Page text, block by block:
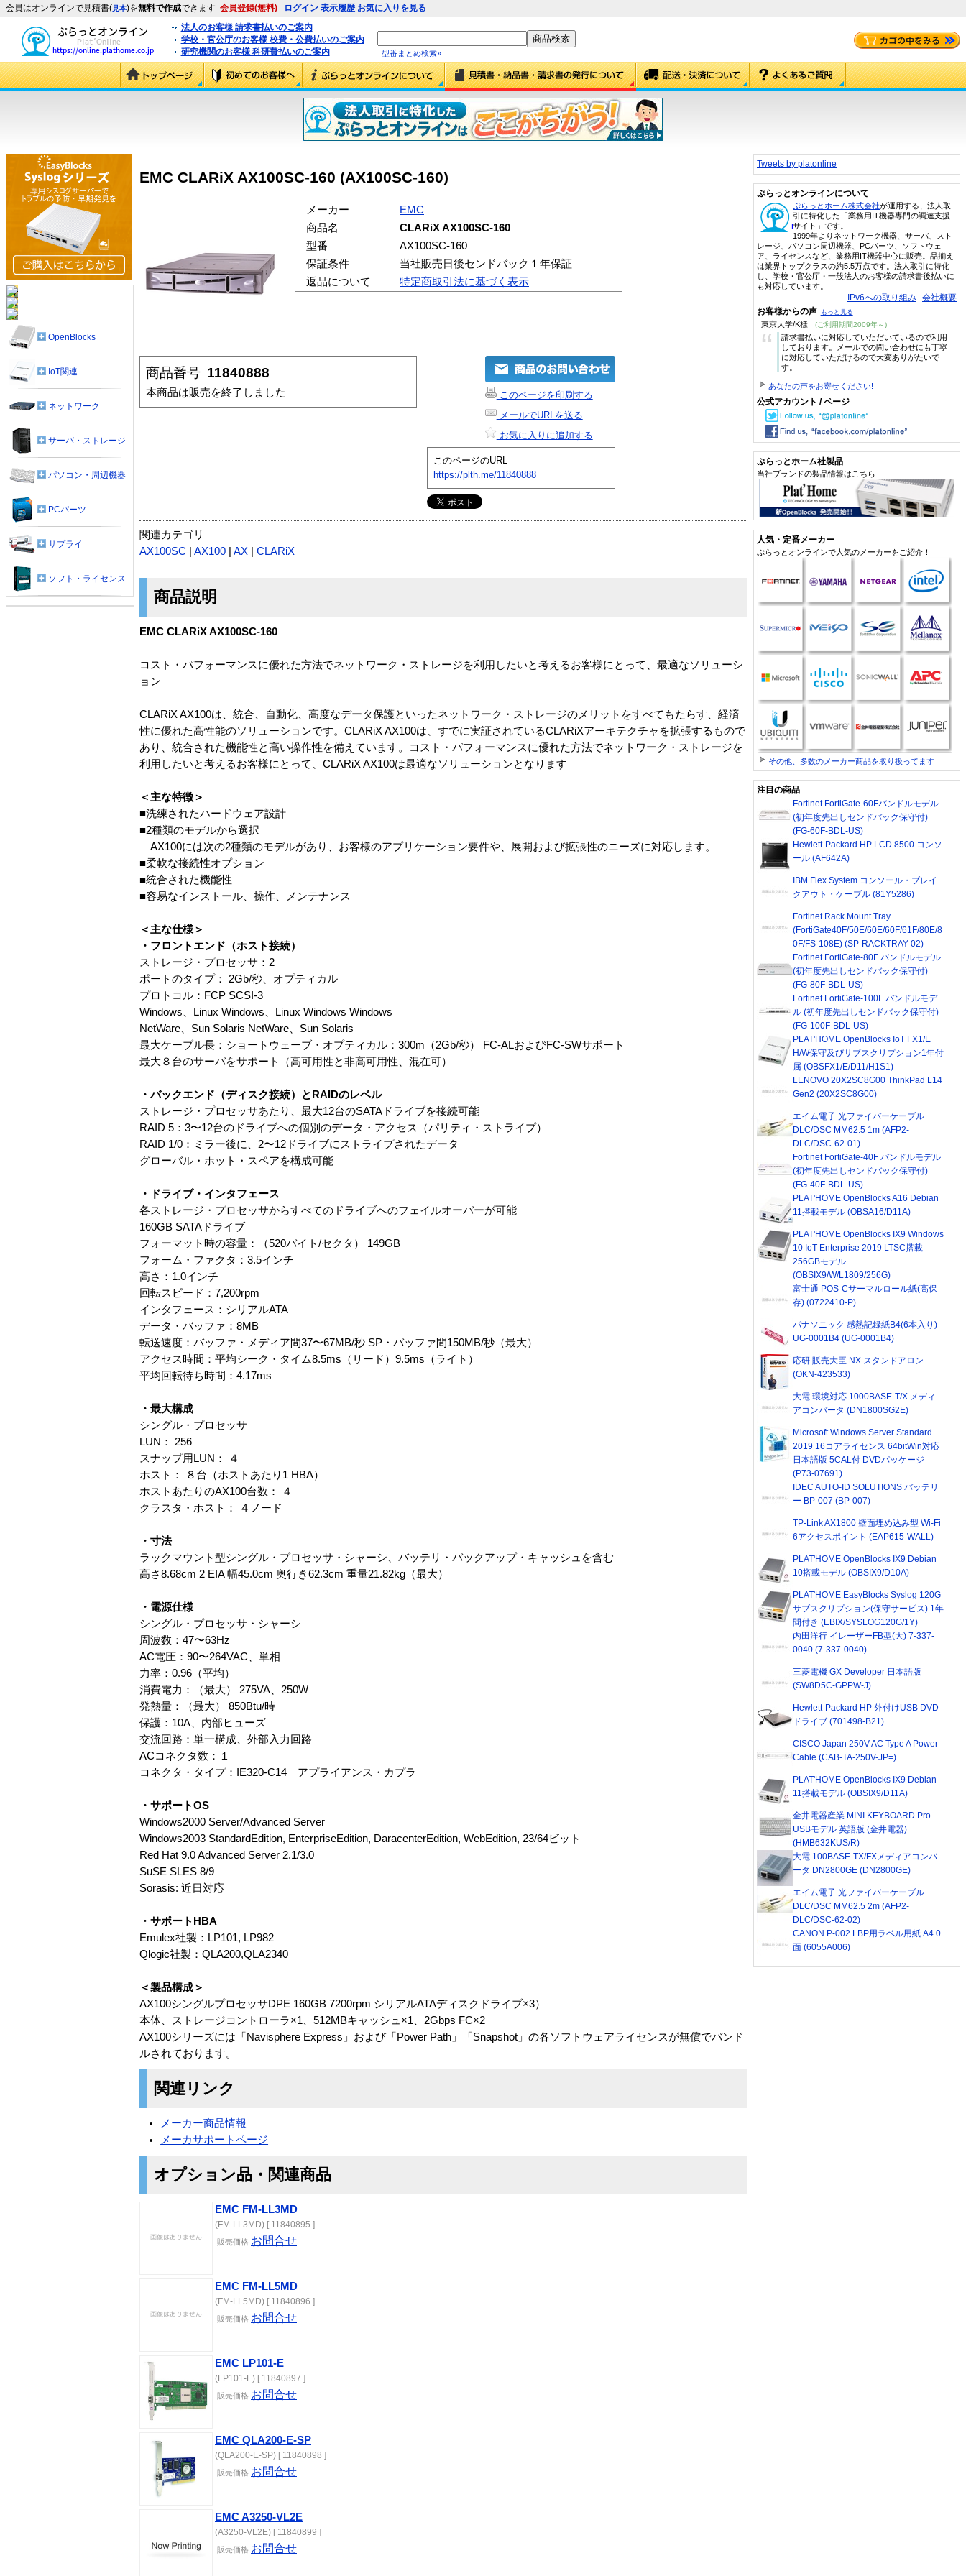
会員はオンラインで見積書(見本)を無料で作成できます 会員登録(無料) ログイン 表示履歴 お気に入りを見る
法人のお客様 請求書払いのご案内
学校・官公庁のお客様 校費・公費払いのご案内
研究機関のお客様 科研費払いのご案内
型番まとめ検索»
EMC CLARiX AX100SC-160 (AX100SC-160)
メーカー
EMC
商品名
CLARiX AX100SC-160
型番
AX100SC-160
保証条件
当社販売日後センドバック１年保証
返品について
特定商取引法に基づく表示
商品番号 11840888
本商品は販売を終了しました
このページを印刷する
メールでURLを送る
お気に入りに追加する
このページのURL
https://plth.me/11840888
関連カテゴリ
AX100SC
AX100 AX CLARiX
商品説明
EMC CLARiX AX100SC-160
コスト・パフォーマンスに優れた方法でネットワーク・ストレージを利用したいと考えるお客様にとって、最適なソリューシ
ョン
CLARiX AX100は、統合、自動化、高度なデータ保護といったネットワーク・ストレージのメリットをすべてもたらす、経済
性に優れた高性能のソリューションです。CLARiX AX100は、すでに実証されているCLARiXアーキテクチャを拡張するもので
あり、統合された機能性と高い操作性を備えています。コスト・パフォーマンスに優れた方法でネットワーク・ストレージを
利用したいと考えるお客様にとって、CLARiX AX100は最適なソリューションとなります
＜主な特徴＞
■洗練されたハードウェア設計
■2種類のモデルから選択
AX100には次の2種類のモデルがあり、お客様のアプリケーション要件や、展開および拡張性のニーズに対応します。
■柔軟な接続性オプション
■統合された機能性
■容易なインストール、操作、メンテナンス
＜主な仕様＞
・フロントエンド（ホスト接続）
ストレージ・プロセッサ：2
ポートのタイプ： 2Gb/秒、オプティカル
プロトコル：FCP SCSI-3
Windows、Linux Windows、Linux Windows Windows
NetWare、Sun Solaris NetWare、Sun Solaris
最大ケーブル長：ショートウェーブ・オプティカル：300m（2Gb/秒） FC-ALおよびFC-SWサポート
最大８台のサーバをサポート（高可用性と非高可用性、混在可）
・バックエンド（ディスク接続）とRAIDのレベル
ストレージ・プロセッサあたり、最大12台のSATAドライブを接続可能
RAID 5：3〜12台のドライブへの個別のデータ・アクセス（パリティ・ストライプ）
RAID 1/0：ミラー後に、2〜12ドライブにストライプされたデータ
グローバル・ホット・スペアを構成可能
・ドライブ・インタフェース
各ストレージ・プロセッサからすべてのドライブへのフェイルオーバーが可能
160GB SATAドライブ
フォーマット時の容量：（520バイト/セクタ） 149GB
フォーム・ファクタ：3.5インチ
高さ：1.0インチ
回転スピード：7,200rpm
インタフェース：シリアルATA
データ・バッファ：8MB
転送速度：バッファ・メディア間37〜67MB/秒 SP・バッファ間150MB/秒（最大）
アクセス時間：平均シーク・タイム8.5ms（リード）9.5ms（ライト）
平均回転待ち時間：4.17ms
・最大構成
シングル・プロセッサ
LUN： 256
スナップ用LUN： ４
ホスト： ８台（ホストあたり1 HBA）
ホストあたりのAX100台数： ４
クラスタ・ホスト： ４ノード
・寸法
ラックマウント型シングル・プロセッサ・シャーシ、バッテリ・バックアップ・キャッシュを含む
高さ8.68cm 2 EIA 幅45.0cm 奥行き62.3cm 重量21.82kg（最大）
・電源仕様
シングル・プロセッサ・シャーシ
周波数：47〜63Hz
AC電圧：90〜264VAC、単相
力率：0.96（平均）
消費電力：（最大） 275VA、250W
発熱量：（最大） 850Btu/時
保護：10A、内部ヒューズ
交流回路：単一構成、外部入力回路
ACコネクタ数：１
コネクタ・タイプ：IE320-C14 アプライアンス・カプラ
・サポートOS
Windows2000 Server/Advanced Server
Windows2003 StandardEdition, EnterpriseEdition, DaracenterEdition, WebEdition, 23/64ビット
Red Hat 9.0 Advanced Server 2.1/3.0
SuSE SLES 8/9
Sorasis: 近日対応
・サポートHBA
Emulex社製：LP101, LP982
Qlogic社製：QLA200,QLA2340
＜製品構成＞
AX100シングルプロセッサDPE 160GB 7200rpm シリアルATAディスクドライブ×3）
本体、ストレージコントローラ×1、512MBキャッシュ×1、2Gbps FC×2
AX100シリーズには「Navisphere Express」および「Power Path」「Snapshot」の各ソフトウェアライセンスが無償でバンド
ルされております。
関連リンク
メーカー商品情報
メーカサポートページ
オプション品・関連商品
EMC FM-LL3MD
(FM-LL3MD) [ 11840895 ]
販売価格 お問合せ
EMC FM-LL5MD
(FM-LL5MD) [ 11840896 ]
販売価格 お問合せ
EMC LP101-E
(LP101-E) [ 11840897 ]
販売価格 お問合せ
EMC QLA200-E-SP
(QLA200-E-SP) [ 11840898 ]
販売価格 お問合せ
EMC A3250-VL2E
(A3250-VL2E) [ 11840899 ]
販売価格 お問合せ
OpenBlocks
IoT関連
ネットワーク
サーバ・ストレージ
パソコン・周辺機器
PCパーツ
サプライ
ソフト・ライセンス
Tweets by platonline
ぷらっとオンラインについて
ぷらっとホーム株式会社が運用する、法人取
引に特化した「業務用IT機器専門の調達支援
サイト」です。
1999年よりネットワーク機器、サーバ、スト
レージ、パソコン周辺機器、PCパーツ、ソフトウェ
ア、ライセンスなど、業務用IT機器中心に販売。品揃え
は業界トップクラスの約5.5万点です。法人取引に特化
し、学校・官公庁・一般法人のお客様の請求書後払いに
も対応しています。
IPv6への取り組み 会社概要
お客様からの声 もっと見る
東京大学/K様 (ご利用期間2009年～)
“
請求書払いに対応していただいているので利用
しております。メールでの問い合わせにも丁寧
に対応していただけるので大変ありがたいで
す。
あなたの声をお寄せください!
公式アカウント / ページ
ぷらっとホーム社製品
当社ブランドの製品情報はこちら
人気・定番メーカー
ぷらっとオンラインで人気のメーカーをご紹介！
その他、多数のメーカー商品を取り扱ってます
注目の商品
Fortinet FortiGate-60Fバンドルモデル
(初年度先出しセンドバック保守付)
(FG-60F-BDL-US)
Hewlett-Packard HP LCD 8500 コンソ
ール (AF642A)
IBM Flex System コンソール・ブレイ
クアウト・ケーブル (81Y5286)
Fortinet Rack Mount Tray
(FortiGate40F/50E/60E/60F/61F/80E/8
0F/FS-108E) (SP-RACKTRAY-02)
Fortinet FortiGate-80F バンドルモデル
(初年度先出しセンドバック保守付)
(FG-80F-BDL-US)
Fortinet FortiGate-100F バンドルモデ
ル (初年度先出しセンドバック保守付)
(FG-100F-BDL-US)
PLAT'HOME OpenBlocks IoT FX1/E
H/W保守及びサブスクリプション1年付
属 (OBSFX1/E/D11/H1S1)
LENOVO 20X2SC8G00 ThinkPad L14
Gen2 (20X2SC8G00)
エイム電子 光ファイバーケーブル
DLC/DSC MM62.5 1m (AFP2-
DLC/DSC-62-01)
Fortinet FortiGate-40F バンドルモデル
(初年度先出しセンドバック保守付)
(FG-40F-BDL-US)
PLAT'HOME OpenBlocks A16 Debian
11搭載モデル (OBSA16/D11A)
PLAT'HOME OpenBlocks IX9 Windows
10 IoT Enterprise 2019 LTSC搭載
256GBモデル
(OBSIX9/W/L1809/256G)
富士通 POS-Cサーマルロール紙(高保
存) (0722410-P)
パナソニック 感熱記録紙B4(6本入り)
UG-0001B4 (UG-0001B4)
応研 販売大臣 NX スタンドアロン
(OKN-423533)
大電 環境対応 1000BASE-T/X メディ
アコンバータ (DN1800SG2E)
Microsoft Windows Server Standard
2019 16コアライセンス 64bitWin対応
日本語版 5CAL付 DVDパッケージ
(P73-07691)
IDEC AUTO-ID SOLUTIONS バッテリ
ー BP-007 (BP-007)
TP-Link AX1800 壁面埋め込み型 Wi-Fi
6アクセスポイント (EAP615-WALL)
PLAT'HOME OpenBlocks IX9 Debian
10搭載モデル (OBSIX9/D10A)
PLAT'HOME EasyBlocks Syslog 120G
サブスクリプション(保守サービス) 1年
間付き (EBIX/SYSLOG120G/1Y)
内田洋行 イレーザーFB型(大) 7-337-
0040 (7-337-0040)
三菱電機 GX Developer 日本語版
(SW8D5C-GPPW-J)
Hewlett-Packard HP 外付けUSB DVD
ドライブ (701498-B21)
CISCO Japan 250V AC Type A Power
Cable (CAB-TA-250V-JP=)
PLAT'HOME OpenBlocks IX9 Debian
11搭載モデル (OBSIX9/D11A)
金井電器産業 MINI KEYBOARD Pro
USBモデル 英語版 (金井電器)
(HMB632KUS/R)
大電 100BASE-TX/FXメディアコンバ
ータ DN2800GE (DN2800GE)
エイム電子 光ファイバーケーブル
DLC/DSC MM62.5 2m (AFP2-
DLC/DSC-62-02)
CANON P-002 LBP用ラベル用紙 A4 0
面 (6055A006)